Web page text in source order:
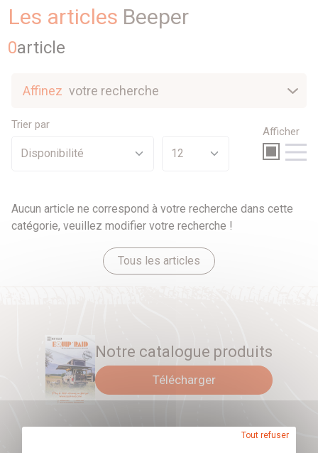
Les articles Beeper
Tous les articles
0article
Trier par
Afficher
Aucun article ne correspond à votre recherche dans cette
catégorie, veuillez modifier votre recherche !
Affinez votre recherche
Promotions
Notre catalogue produits
Télécharger
Tout refuser